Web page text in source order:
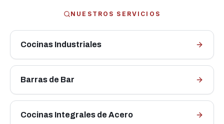
NUESTROS SERVICIOS
Cocinas Industriales
Barras de Bar
Cocinas Integrales de Acero